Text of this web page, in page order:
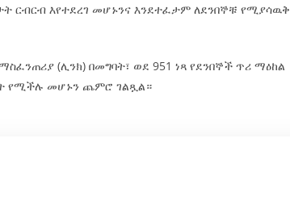
ርብርብ እየተደረገ መሆኑንና እንደተፈታም ለደንበኞቹ የሚያሳዉቅ
(ሊንክ) በመግባት፣ ወደ 951 ነጻ የደንበኞች ጥሪ ማዕከል
የሚችሉ መሆኑን ጨምሮ ገልጿል።